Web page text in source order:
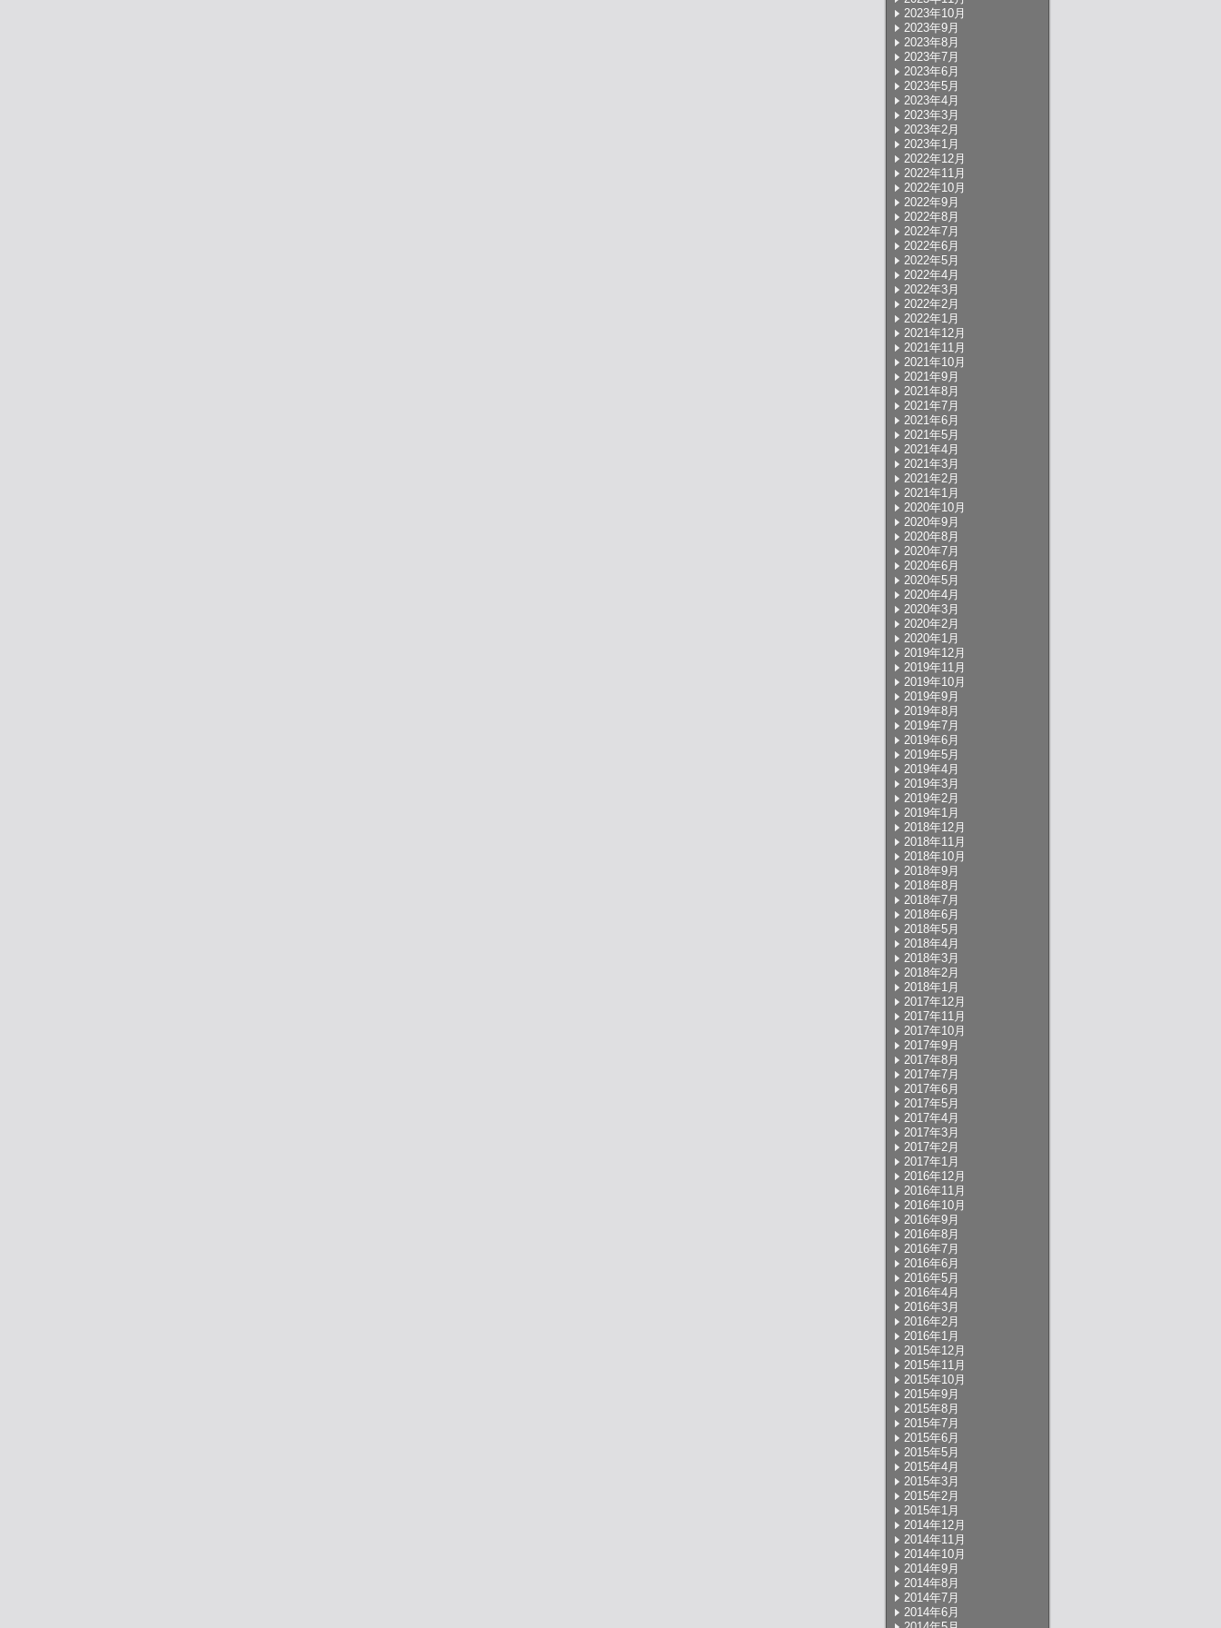
2023年10月
2023年9月
2023年8月
2023年7月
2023年6月
2023年5月
2023年4月
2023年3月
2023年2月
2023年1月
2022年12月
2022年11月
2022年10月
2022年9月
2022年8月
2022年7月
2022年6月
2022年5月
2022年4月
2022年3月
2022年2月
2022年1月
2021年12月
2021年11月
2021年10月
2021年9月
2021年8月
2021年7月
2021年6月
2021年5月
2021年4月
2021年3月
2021年2月
2021年1月
2020年10月
2020年9月
2020年8月
2020年7月
2020年6月
2020年5月
2020年4月
2020年3月
2020年2月
2020年1月
2019年12月
2019年11月
2019年10月
2019年9月
2019年8月
2019年7月
2019年6月
2019年5月
2019年4月
2019年3月
2019年2月
2019年1月
2018年12月
2018年11月
2018年10月
2018年9月
2018年8月
2018年7月
2018年6月
2018年5月
2018年4月
2018年3月
2018年2月
2018年1月
2017年12月
2017年11月
2017年10月
2017年9月
2017年8月
2017年7月
2017年6月
2017年5月
2017年4月
2017年3月
2017年2月
2017年1月
2016年12月
2016年11月
2016年10月
2016年9月
2016年8月
2016年7月
2016年6月
2016年5月
2016年4月
2016年3月
2016年2月
2016年1月
2015年12月
2015年11月
2015年10月
2015年9月
2015年8月
2015年7月
2015年6月
2015年5月
2015年4月
2015年3月
2015年2月
2015年1月
2014年12月
2014年11月
2014年10月
2014年9月
2014年8月
2014年7月
2014年6月